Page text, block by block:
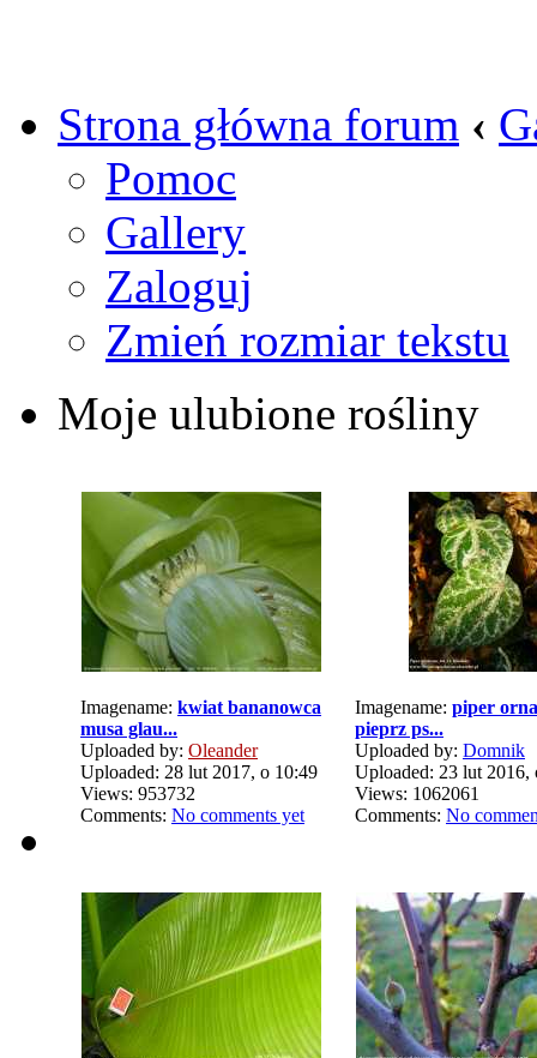
Strona główna forum ‹
Pomoc
Gallery
Zaloguj
Zmień rozmiar tekstu
Moje ulubione rośliny
Imagename: kwiat bananowca
musa glau...
Uploaded by: Oleander
Uploaded: 28 lut 2017, o 10:49
Views: 953732
Comments: No comments yet
Imagename: piper
pieprz ps...
Uploaded by: Domnik
Uploaded: 23 lut 2016,
Views: 1062061
Comments: No